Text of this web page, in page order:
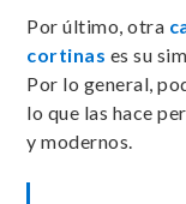
Por último, otra
cortinas es su
Por lo general,
lo que las hace
y modernos.